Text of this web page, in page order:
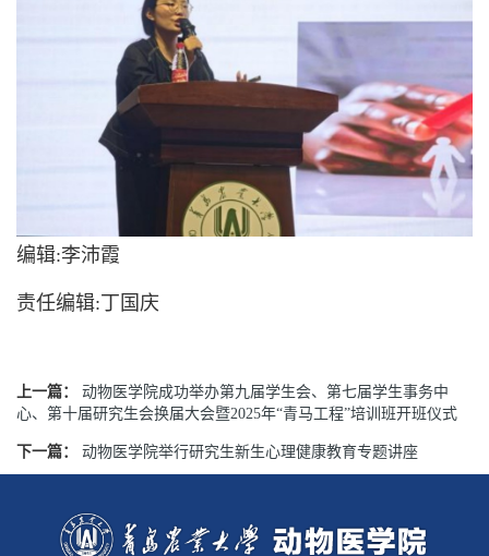
编辑:李沛霞
责任编辑:丁国庆
上一篇：
动物医学院成功举办第九届学生会、第七届学生事务中
心、第十届研究生会换届大会暨2025年“青马工程”培训班开班仪式
下一篇： 动物医学院举行研究生新生心理健康教育专题讲座